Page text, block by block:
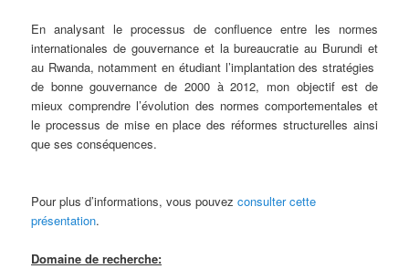
En analysant le processus de confluence entre les normes
internationales de gouvernance et la bureaucratie au Burundi et
au Rwanda, notamment en étudiant l’implantation des stratégies
de bonne gouvernance de 2000 à 2012, mon objectif est de
mieux comprendre l’évolution des normes comportementales et
le processus de mise en place des réformes structurelles ainsi
que ses conséquences.
Pour plus d’informations, vous pouvezconsulter cette
présentation.
Domaine de recherche: